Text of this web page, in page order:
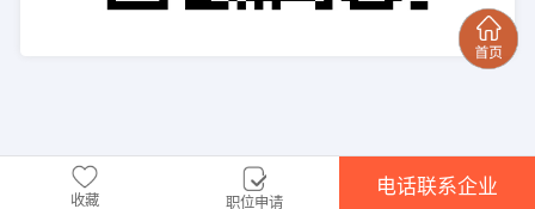
收藏 职位申请
电话联系企业